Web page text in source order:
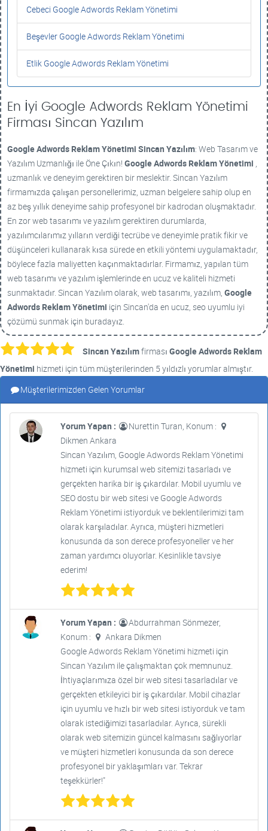
Cebeci Google Adwords Reklam Yönetimi
Beşevler Google Adwords Reklam Yönetimi
Etlik Google Adwords Reklam Yönetimi
En İyi Google Adwords Reklam Yönetimi
Firması Sincan Yazılım
Google Adwords Reklam Yönetimi Sincan Yazılım: Web Tasarım ve
Yazılım Uzmanlığı ile Öne Çıkın! Google Adwords Reklam Yönetimi ,
uzmanlık ve deneyim gerektiren bir meslektir. Sincan Yazılım
firmamızda çalışan personellerimiz, uzman belgelere sahip olup en
az beş yıllık deneyime sahip profesyonel bir kadrodan oluşmaktadır.
En zor web tasarımı ve yazılım gerektiren durumlarda,
yazılımcılarımız yılların verdiği tecrübe ve deneyimle pratik fikir ve
düşünceleri kullanarak kısa sürede en etkili yöntemi uygulamaktadır,
böylece fazla maliyetten kaçınmaktadırlar. Firmamız, yapılan tüm
web tasarımı ve yazılım işlemlerinde en ucuz ve kaliteli hizmeti
sunmaktadır. Sincan Yazılım olarak, web tasarımı, yazılım, Google
Adwords Reklam Yönetimi için Sincan'da en ucuz, seo uyumlu iyi
çözümü sunmak için buradayız.
Sincan Yazılımfirması Google Adwords Reklam
Yönetimi hizmeti için tüm müşterilerinden 5 yıldızlı yorumlar almıştır.
Müşterilerimizden Gelen Yorumlar
Yorum Yapan :
Nurettin Turan, Konum :
Dikmen Ankara
Sincan Yazılım, Google Adwords Reklam Yönetimi
hizmeti için kurumsal web sitemizi tasarladı ve
gerçekten harika bir iş çıkardılar. Mobil uyumlu ve
SEO dostu bir web sitesi ve Google Adwords
Reklam Yönetimi istiyorduk ve beklentilerimizi tam
olarak karşıladılar. Ayrıca, müşteri hizmetleri
konusunda da son derece profesyoneller ve her
zaman yardımcı oluyorlar. Kesinlikle tavsiye
ederim!
Yorum Yapan :
Abdurrahman Sönmezer,
Konum :
Ankara Dikmen
Google Adwords Reklam Yönetimi hizmeti için
Sincan Yazılım ile çalışmaktan çok memnunuz.
İhtiyaçlarımıza özel bir web sitesi tasarladılar ve
gerçekten etkileyici bir iş çıkardılar. Mobil cihazlar
için uyumlu ve hızlı bir web sitesi istiyorduk ve tam
olarak istediğimizi tasarladılar. Ayrıca, sürekli
olarak web sitemizin güncel kalmasını sağlıyorlar
ve müşteri hizmetleri konusunda da son derece
profesyonel bir yaklaşımları var. Tekrar
teşekkürler!"